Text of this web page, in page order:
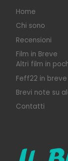
Home
Chi sono
Recensioni
Film in Breve
Altri film in
Feff22 in breve
Brevi note su
Contatti